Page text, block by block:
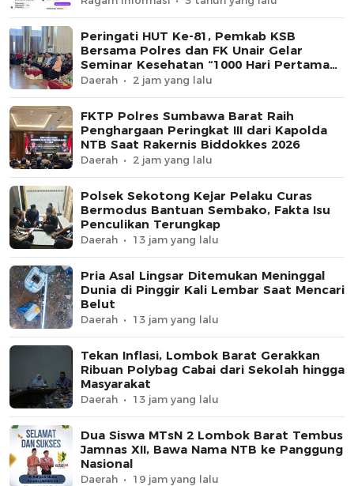
Peringati HUT Ke-81, Pemkab KSB
Bersama Polres dan FK Unair Gelar
Seminar Kesehatan “1000 Hari Pertama
Kehidupan”
Daerah 2 jam yang lalu
FKTP Polres Sumbawa Barat Raih
Penghargaan Peringkat III dari Kapolda
NTB Saat Rakernis Biddokkes 2026
Daerah 2 jam yang lalu
Polsek Sekotong Kejar Pelaku Curas
Bermodus Bantuan Sembako, Fakta Isu
Penculikan Terungkap
Daerah 13 jam yang lalu
Pria Asal Lingsar Ditemukan Meninggal
Dunia di Pinggir Kali Lembar Saat Mencari
Belut
Daerah 13 jam yang lalu
Tekan Inflasi, Lombok Barat Gerakkan
Ribuan Polybag Cabai dari Sekolah hingga
Masyarakat
Daerah 13 jam yang lalu
Dua Siswa MTsN 2 Lombok Barat Tembus
Jamnas XII, Bawa Nama NTB ke Panggung
Nasional
Daerah 19 jam yang lalu